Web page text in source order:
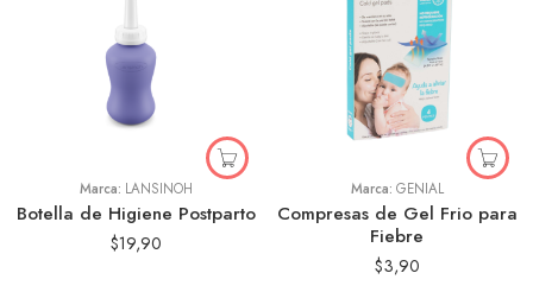
Marca: LANSINOH
Botella de Higiene Postparto
$19,90
Marca: GENIAL
Compresas de Gel Frio para
Fiebre
$3,90